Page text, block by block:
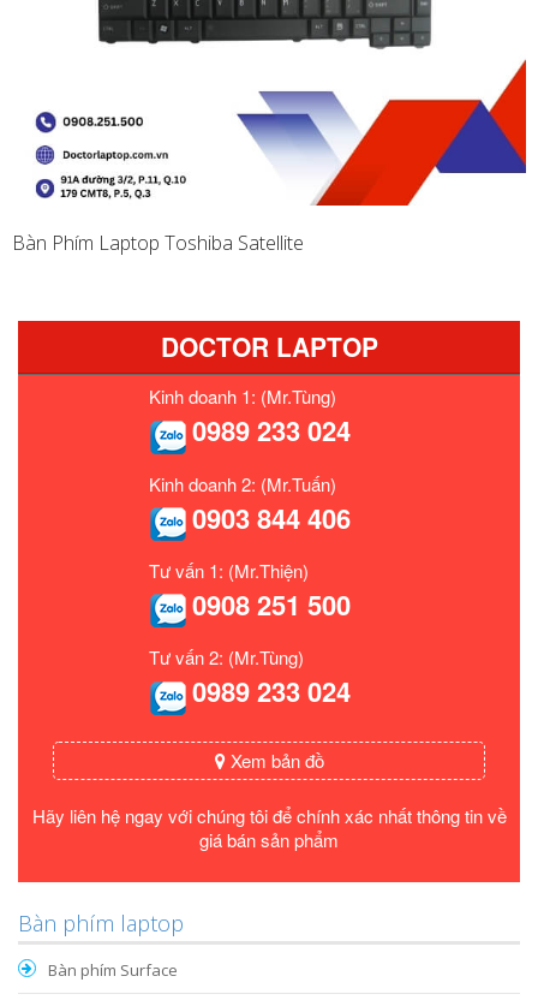
Bàn Phím Laptop Toshiba Satellite
DOCTOR LAPTOP
Kinh doanh 1: (Mr.Tùng)
0989 233 024
Kinh doanh 2: (Mr.Tuấn)
0903 844 406
Tư vấn 1: (Mr.Thiện)
0908 251 500
Tư vấn 2: (Mr.Tùng)
0989 233 024
Xem bản đồ
Hãy liên hệ ngay với chúng tôi để chính xác nhất thông tin về
giá bán sản phẩm
Bàn phím laptop
Bàn phím Surface